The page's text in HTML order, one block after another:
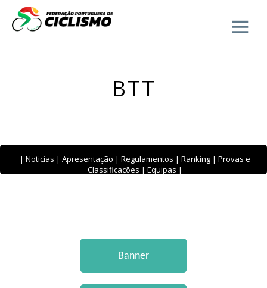
Close
BTT
| Noticias | Apresentação | Regulamentos | Ranking | Provas e
Classificações | Equipas |